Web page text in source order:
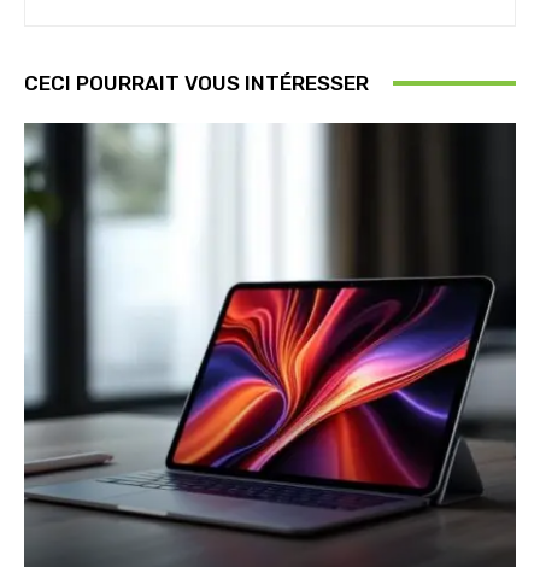
CECI POURRAIT VOUS INTÉRESSER